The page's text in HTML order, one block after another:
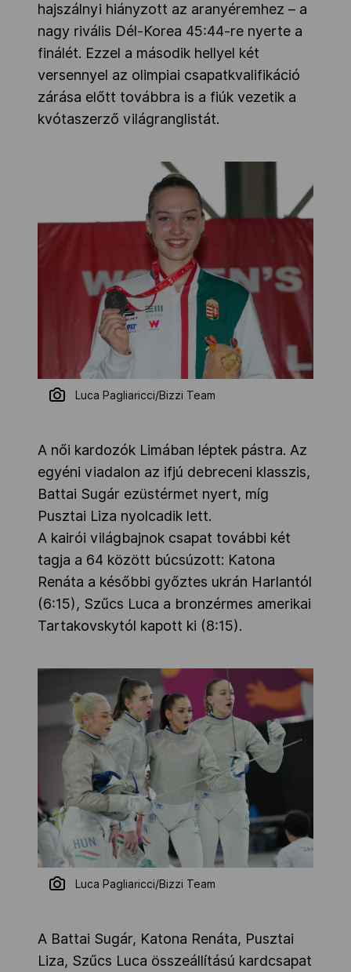
hajszálnyi hiányzott az aranyéremhez – a
nagy rivális Dél-Korea 45:44-re nyerte a
finálét. Ezzel a második hellyel két
versennyel az olimpiai csapatkvalifikáció
zárása előtt továbbra is a fiúk vezetik a
kvótaszerző világranglistát.
Luca Pagliaricci/Bizzi Team
A női kardozók Limában léptek pástra. Az
egyéni viadalon az ifjú debreceni klasszis,
Battai Sugár ezüstérmet nyert, míg
Pusztai Liza nyolcadik lett.
A kairói világbajnok csapat további két
tagja a 64 között búcsúzott: Katona
Renáta a későbbi győztes ukrán Harlantól
(6:15), Szűcs Luca a bronzérmes amerikai
Tartakovskytól kapott ki (8:15).
Luca Pagliaricci/Bizzi Team
A Battai Sugár, Katona Renáta, Pusztai
Liza, Szűcs Luca összeállítású kardcsapat